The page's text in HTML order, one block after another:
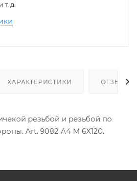
д.
ХАРАКТЕРИСТИКИ ОТЗЫВЫ
резьбой и резьбой по
Art. 9082 A4 M 6X120.